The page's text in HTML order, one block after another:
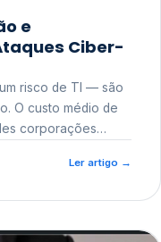
e
Ciber-
risco de TI — são
corporações
a órgãos como a
Ler artigo →